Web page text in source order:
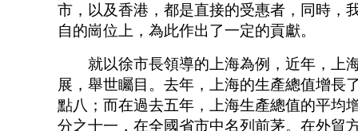
市，以及香港，都是直接的受惠者，同時，
自的崗位上，為此作出了一定的貢獻。
就以徐市長領導的上海為例，近年，上
展，舉世矚目。去年，上海的生產總值增長
點八；而在過去五年，上海生產總值的平均
分之十一，在全國省市中名列前茅。在外貿